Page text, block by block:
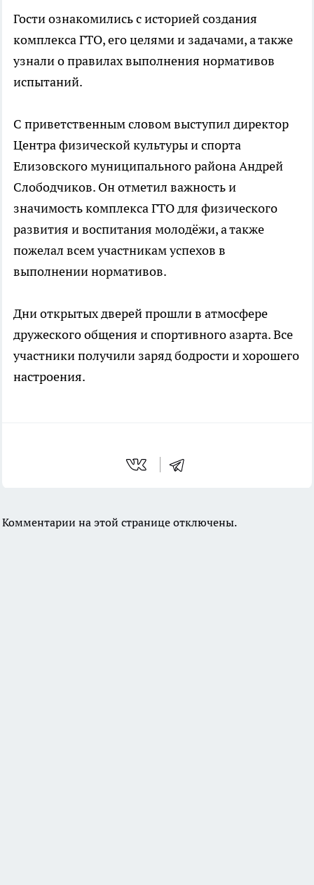
Гости ознакомились с историей создания
комплекса ГТО, его целями и задачами, а также
узнали о правилах выполнения нормативов
испытаний.
С приветственным словом выступил директор
Центра физической культуры и спорта
Елизовского муниципального района Андрей
Слободчиков. Он отметил важность и
значимость комплекса ГТО для физического
развития и воспитания молодёжи, а также
пожелал всем участникам успехов в
выполнении нормативов.
Дни открытых дверей прошли в атмосфере
дружеского общения и спортивного азарта. Все
участники получили заряд бодрости и хорошего
настроения.
Комментарии на этой странице отключены.